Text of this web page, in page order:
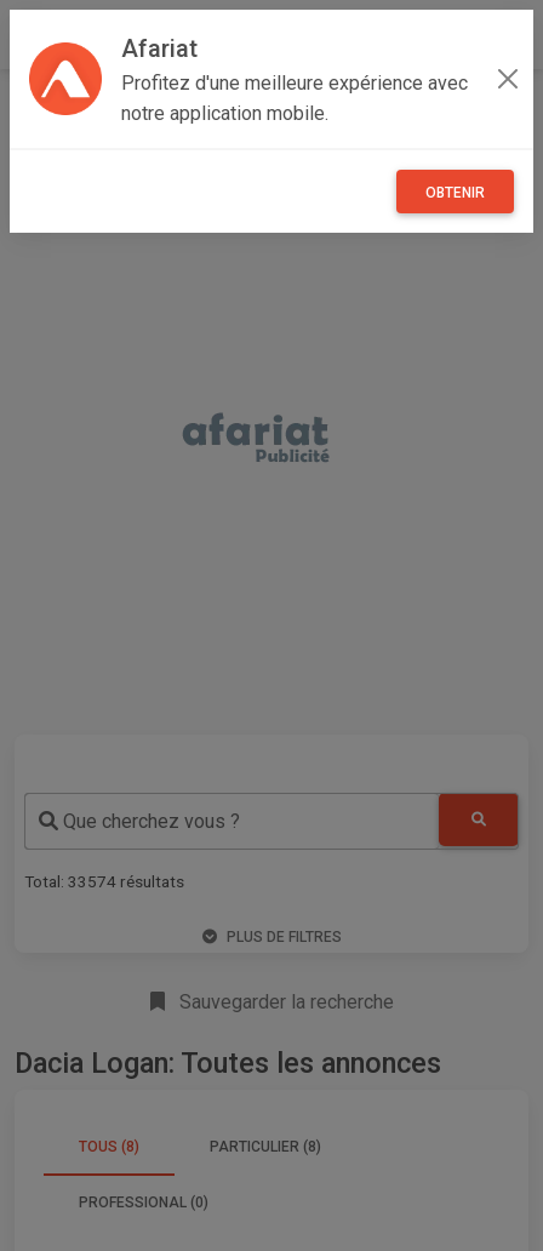
Afariat
Profitez d'une meilleure expérience avec
notre application mobile.
OBTENIR
Accueil Recherche Véhicules
Que cherchez vous ?
Total: 33574 résultats
PLUS DE FILTRES
Sauvegarder la recherche
Dacia Logan: Toutes les annonces
TOUS (8) PARTICULIER (8)
PROFESSIONAL (0)